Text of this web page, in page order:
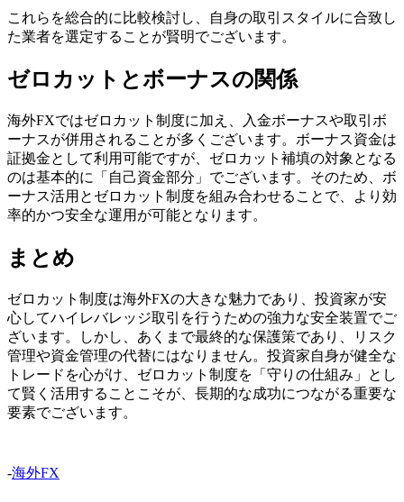
これらを総合的に比較検討し、自身の取引スタイルに合致し
た業者を選定することが賢明でございます。
ゼロカットとボーナスの関係
海外FXではゼロカット制度に加え、入金ボーナスや取引ボ
ーナスが併用されることが多くございます。ボーナス資金は
証拠金として利用可能ですが、ゼロカット補填の対象となる
のは基本的に「自己資金部分」でございます。そのため、ボ
ーナス活用とゼロカット制度を組み合わせることで、より効
率的かつ安全な運用が可能となります。
まとめ
ゼロカット制度は海外FXの大きな魅力であり、投資家が安
心してハイレバレッジ取引を行うための強力な安全装置でご
ざいます。しかし、あくまで最終的な保護策であり、リスク
管理や資金管理の代替にはなりません。投資家自身が健全な
トレードを心がけ、ゼロカット制度を「守りの仕組み」とし
て賢く活用することこそが、長期的な成功につながる重要な
要素でございます。
-海外FX